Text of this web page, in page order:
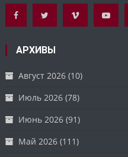
АРХИВЫ
Август 2026 (10)
Июль 2026 (78)
Июнь 2026 (91)
Май 2026 (111)